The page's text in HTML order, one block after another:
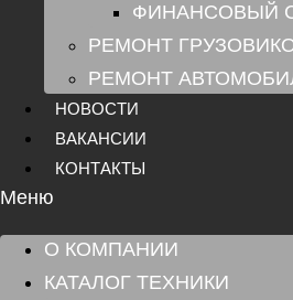
ФИНАНСОВЫЙ
РЕМОНТ
РЕМОНТ
НОВОСТИ
ВАКАНСИИ
КОНТАКТЫ
Меню
О КОМПАНИИ
КАТАЛОГ ТЕХНИКИ